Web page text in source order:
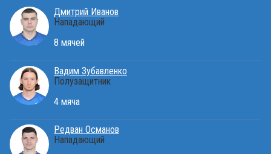
Дмитрий Иванов
Нападающий
8 мячей
Вадим Зубавленко
Полузащитник
4 мяча
Редван Османов
Нападающий